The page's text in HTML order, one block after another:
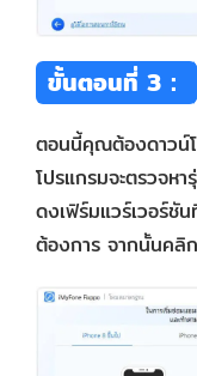
ขั้นตอนที่ 3：
ตอนนี้คุณต้องดาวน์
โปรแกรมจะตรวจห
ดงเฟิร์มแวร์เวอร์
ต้องการ จากนั้นคลิก